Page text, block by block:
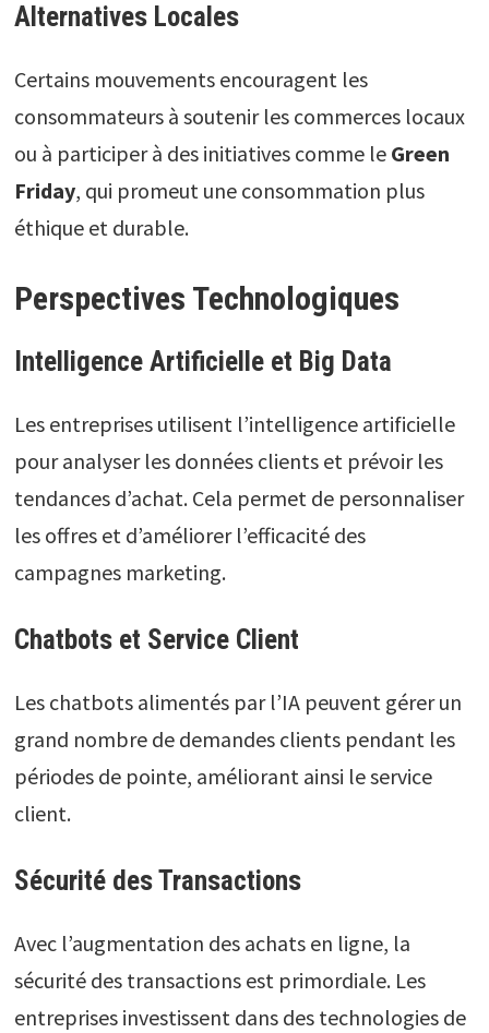
Alternatives Locales
Certains mouvements encouragent les
consommateurs à soutenir les commerces locaux
ou à participer à des initiatives comme le Green
Friday, qui promeut une consommation plus
éthique et durable.
Perspectives Technologiques
Intelligence Artificielle et Big Data
Les entreprises utilisent l’intelligence artificielle
pour analyser les données clients et prévoir les
tendances d’achat. Cela permet de personnaliser
les offres et d’améliorer l’efficacité des
campagnes marketing.
Chatbots et Service Client
Les chatbots alimentés par l’IA peuvent gérer un
grand nombre de demandes clients pendant les
périodes de pointe, améliorant ainsi le service
client.
Sécurité des Transactions
Avec l’augmentation des achats en ligne, la
sécurité des transactions est primordiale. Les
entreprises investissent dans des technologies de